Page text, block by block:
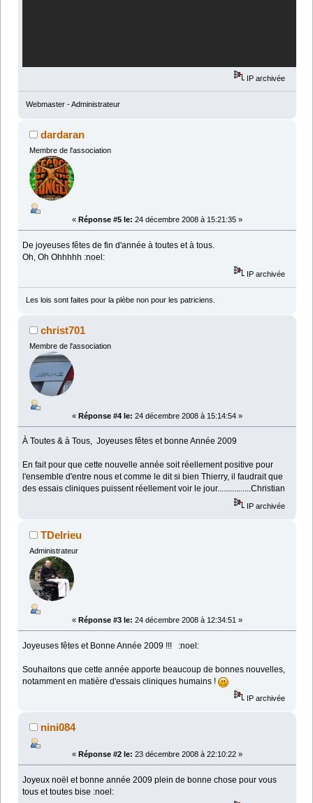
IP archivée
Webmaster - Administrateur
dardaran
Membre de l'association
« Réponse #5 le: 24 décembre 2008 à 15:21:35 »
De joyeuses fêtes de fin d'année à toutes et à tous.
Oh, Oh Ohhhhh :noel:
IP archivée
Les lois sont faites pour la plèbe non pour les patriciens.
christ701
Membre de l'association
« Réponse #4 le: 24 décembre 2008 à 15:14:54 »
À Toutes & à Tous, Joyeuses fêtes et bonne Année 2009
En fait pour que cette nouvelle année soit réellement positive pour
l'ensemble d'entre nous et comme le dit si bien Thierry, il faudrait que
des essais cliniques puissent réellement voir le jour................Christian
IP archivée
TDelrieu
Administrateur
« Réponse #3 le: 24 décembre 2008 à 12:34:51 »
Joyeuses fêtes et Bonne Année 2009 !!! :noel:
Souhaitons que cette année apporte beaucoup de bonnes nouvelles,
notamment en matière d'essais cliniques humains !
IP archivée
nini084
« Réponse #2 le: 23 décembre 2008 à 22:10:22 »
Joyeux noël et bonne année 2009 plein de bonne chose pour vous
tous et toutes bise :noel: